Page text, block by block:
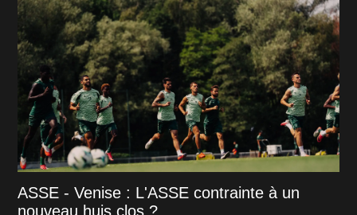
ASSE - Venise : L'ASSE contrainte à un
nouveau huis clos ?